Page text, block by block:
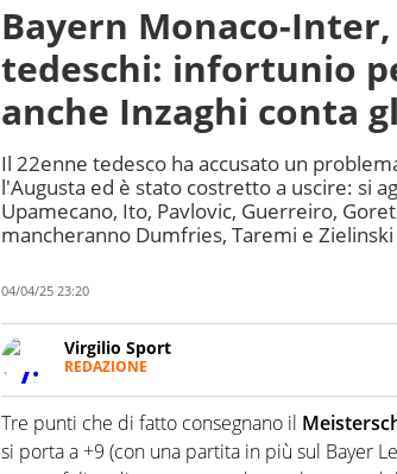
Bayern Monaco-
tedeschi: infortunio
anche Inzaghi conta
Il 22enne tedesco ha accusato un
l'Augusta ed è stato costretto a uscire: si
Upamecano, Ito, Pavlovic, Guerreiro,
mancheranno Dumfries, Taremi e Zielinski
04/04/25 23:20
Virgilio Sport
REDAZIONE
sport. Calcio, calciomercato, F1,
Virgilio Sport i tifosi e gli appassionati
completa e zero faziosità. La squadra
Tre punti che di fatto consegnano il
si porta a +9 (con una partita in più sul Bayer